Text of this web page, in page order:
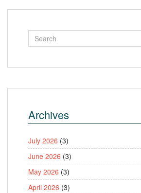
Archives
July 2026 (3)
June 2026 (3)
May 2026 (3)
April 2026 (3)